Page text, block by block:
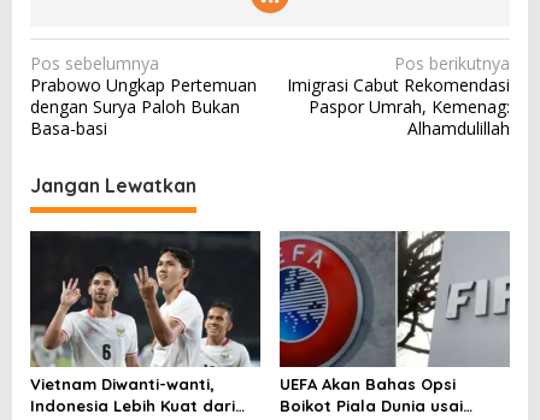
N
a
v
g
a
p
o
s
Pos sebelumnya
Prabowo Ungkap Pertemuan
dengan Surya Paloh Bukan
Basa-basi
Pos berikutnya
Imigrasi Cabut Rekomendasi
Paspor Umrah, Kemenag:
Alhamdulillah
Jangan Lewatkan
Vietnam Diwanti-wanti,
Indonesia Lebih Kuat dari
UEFA Akan Bahas Opsi
Boikot Piala Dunia usai